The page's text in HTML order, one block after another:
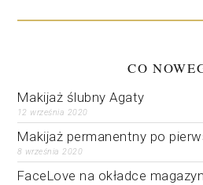
CO
Makijaż ślubny Agaty
12 września 2020
Makijaż permanentny po
8 września 2020
FaceLove na okładce